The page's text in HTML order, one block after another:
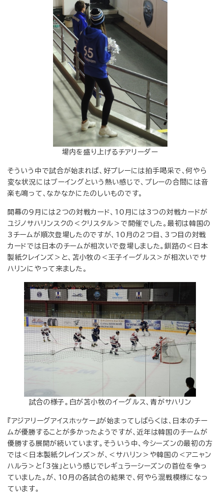
場内を盛り上げるチアリーダー
そういう中で試合が始まれば、好プレーには拍手喝采で、何やら
変な状況にはブーイングという熱い感じで、プレーの合間には音
楽も鳴って、なかなかにたのしいものです。
開幕の9月には2つの対戦カード、10月には3つの対戦カードが
ユジノサハリンスクの＜クリスタル＞で開催でした。最初は韓国の
3チームが順次登場したのですが、10月の2つ目、3つ目の対戦
カードでは日本のチームが相次いで登場しました。釧路の＜日本
製紙クレインズ＞と、苫小牧の＜王子イーグルス＞が相次いでサ
ハリンにやって来ました。
試合の様子。白が苫小牧のイーグルス、青がサハリン
『アジアリーグアイスホッケー』が始まってしばらくは、日本のチー
ムが優勝することが多かったようですが、近年は韓国のチームが
優勝する展開が続いています。そういう中、今シーズンの最初の方
では＜日本製紙クレインズ＞が、＜サハリン＞や韓国の＜アニャン
ハルラ＞と「3強」という感じでレギュラーシーズンの首位を争っ
ていました。が、10月の各試合の結果で、何やら混戦模様になっ
ています。